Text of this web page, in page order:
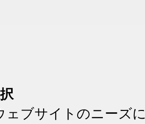
ブサイトのニーズに